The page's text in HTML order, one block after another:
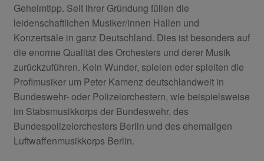
Geheimtipp. Seit ihrer Gründung füllen die
leidenschaftlichen Musiker/innen Hallen und
Konzertsäle in ganz Deutschland. Dies ist besonders auf
die enorme Qualität des Orchesters und derer Musik
zurückzuführen. Kein Wunder, spielen oder spielten die
Profimusiker um Peter Kamenz deutschlandweit in
Bundeswehr- oder Polizeiorchestern, wie beispielsweise
im Stabsmusikkorps der Bundeswehr, des
Bundespolizeiorchesters Berlin und des ehemaligen
Luftwaffenmusikkorps Berlin.